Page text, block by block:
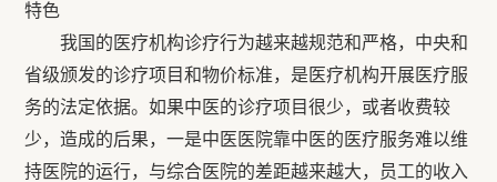
特色
我国的医疗机构诊疗行为越来越规范和严格，中央和
省级颁发的诊疗项目和物价标准，是医疗机构开展医疗服
务的法定依据。如果中医的诊疗项目很少，或者收费较
少，造成的后果，一是中医医院靠中医的医疗服务难以维
持医院的运行，与综合医院的差距越来越大，员工的收入